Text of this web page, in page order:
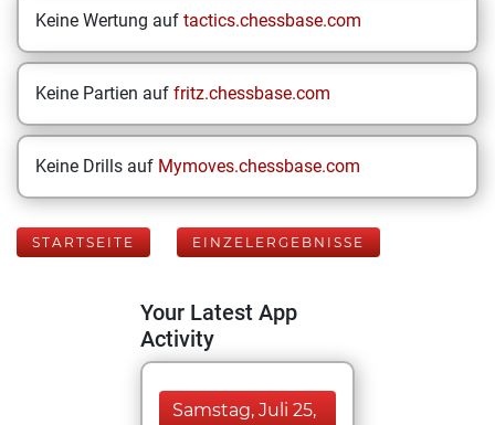
Keine Wertung auf tactics.chessbase.com
Keine Partien auf fritz.chessbase.com
Keine Drills auf Mymoves.chessbase.com
STARTSEITE EINZELERGEBNISSE
Your Latest App
Activity
Samstag, Juli 25,